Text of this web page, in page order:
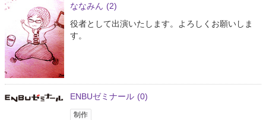
ななみん (2)
役者として出演いたします。よろしくお願いしま
す。
ENBUゼミナール (0)
制作